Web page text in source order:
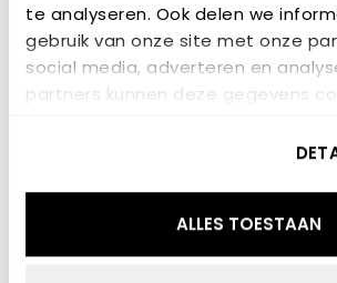
te analyseren. Ook delen we
gebruik van onze site met onze
social media, adverteren en
partners kunnen deze gegevens
die ze hebben verzameld op basis
ALLES TOESTAAN